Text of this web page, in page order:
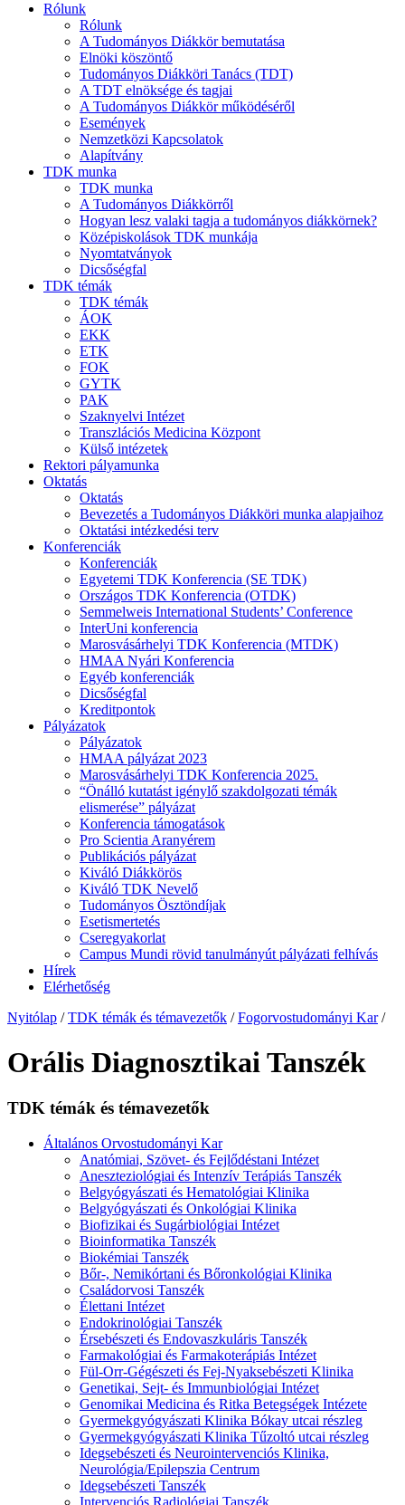
Rólunk
Rólunk
A Tudományos Diákkör bemutatása
Elnöki köszöntő
Tudományos Diákköri Tanács (TDT)
A TDT elnöksége és tagjai
A Tudományos Diákkör működéséről
Események
Nemzetközi Kapcsolatok
Alapítvány
TDK munka
TDK munka
A Tudományos Diákkörről
Hogyan lesz valaki tagja a tudományos diákkörnek?
Középiskolások TDK munkája
Nyomtatványok
Dicsőségfal
TDK témák
TDK témák
ÁOK
EKK
ETK
FOK
GYTK
PAK
Szaknyelvi Intézet
Transzlációs Medicina Központ
Külső intézetek
Rektori pályamunka
Oktatás
Oktatás
Bevezetés a Tudományos Diákköri munka alapjaihoz
Oktatási intézkedési terv
Konferenciák
Konferenciák
Egyetemi TDK Konferencia (SE TDK)
Országos TDK Konferencia (OTDK)
Semmelweis International Students’ Conference
InterUni konferencia
Marosvásárhelyi TDK Konferencia (MTDK)
HMAA Nyári Konferencia
Egyéb konferenciák
Dicsőségfal
Kreditpontok
Pályázatok
Pályázatok
HMAA pályázat 2023
Marosvásárhelyi TDK Konferencia 2025.
“Önálló kutatást igénylő szakdolgozati témák
elismerése” pályázat
Konferencia támogatások
Pro Scientia Aranyérem
Publikációs pályázat
Kiváló Diákkörös
Kiváló TDK Nevelő
Tudományos Ösztöndíjak
Esetismertetés
Cseregyakorlat
Campus Mundi rövid tanulmányút pályázati felhívás
Hírek
Elérhetőség
Nyitólap / TDK témák és témavezetők / Fogorvostudományi Kar /
Orális Diagnosztikai Tanszék
TDK témák és témavezetők
Általános Orvostudományi Kar
Anatómiai, Szövet- és Fejlődéstani Intézet
Aneszteziológiai és Intenzív Terápiás Tanszék
Belgyógyászati és Hematológiai Klinika
Belgyógyászati és Onkológiai Klinika
Biofizikai és Sugárbiológiai Intézet
Bioinformatika Tanszék
Biokémiai Tanszék
Bőr-, Nemikórtani és Bőronkológiai Klinika
Családorvosi Tanszék
Élettani Intézet
Endokrinológiai Tanszék
Érsebészeti és Endovaszkuláris Tanszék
Farmakológiai és Farmakoterápiás Intézet
Fül-Orr-Gégészeti és Fej-Nyaksebészeti Klinika
Genetikai, Sejt- és Immunbiológiai Intézet
Genomikai Medicina és Ritka Betegségek Intézete
Gyermekgyógyászati Klinika Bókay utcai részleg
Gyermekgyógyászati Klinika Tűzoltó utcai részleg
Idegsebészeti és Neurointervenciós Klinika,
Neurológia/Epilepszia Centrum
Idegsebészeti Tanszék
Intervenciós Radiológiai Tanszék